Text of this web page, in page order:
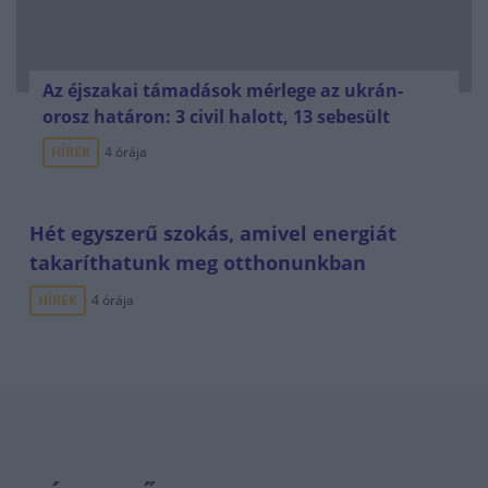
Az éjszakai támadások mérlege az ukrán-
orosz határon: 3 civil halott, 13 sebesült
HÍREK 4 órája
Hét egyszerű szokás, amivel energiát
takaríthatunk meg otthonunkban
HÍREK 4 órája